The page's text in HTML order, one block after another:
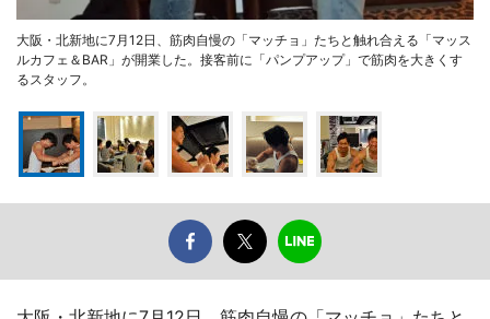
大阪・北新地に7月12日、筋肉自慢の「マッチョ」たちと触れ合える「マッス
ルカフェ＆BAR」が開業した。接客前に「パンプアップ」で筋肉を大きくす
るスタッフ。